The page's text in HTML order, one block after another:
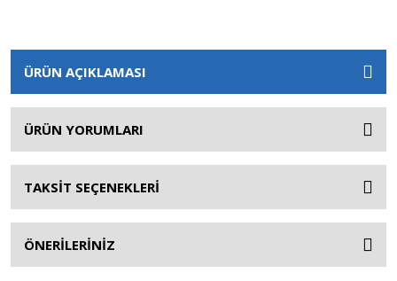
ÜRÜN AÇIKLAMASI
ÜRÜN YORUMLARI
TAKSİT SEÇENEKLERİ
ÖNERİLERİNİZ